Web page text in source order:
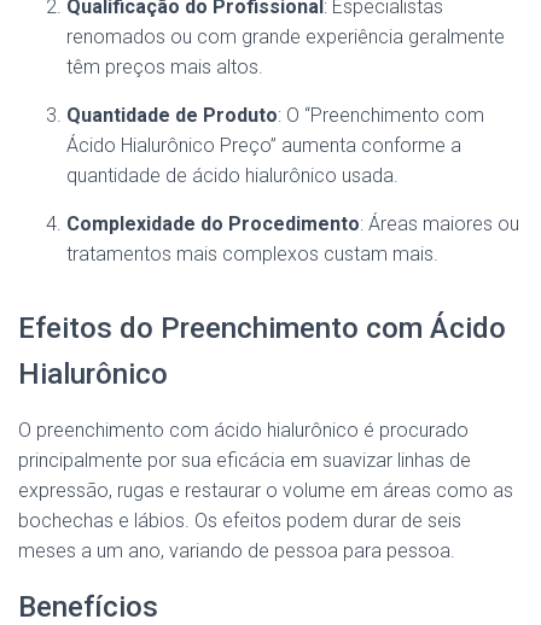
Qualificação do Profissional: Especialistas
renomados ou com grande experiência geralmente
têm preços mais altos.
Quantidade de Produto: O “Preenchimento com
Ácido Hialurônico Preço” aumenta conforme a
quantidade de ácido hialurônico usada.
Complexidade do Procedimento: Áreas maiores ou
tratamentos mais complexos custam mais.
Efeitos do Preenchimento com Ácido
Hialurônico
O preenchimento com ácido hialurônico é procurado
principalmente por sua eficácia em suavizar linhas de
expressão, rugas e restaurar o volume em áreas como as
bochechas e lábios. Os efeitos podem durar de seis
meses a um ano, variando de pessoa para pessoa.
Benefícios